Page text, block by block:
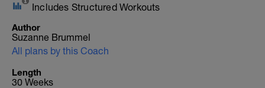
Includes Structured Workouts
Author
Suzanne Brummel
All plans by this Coach
Length
30 Weeks